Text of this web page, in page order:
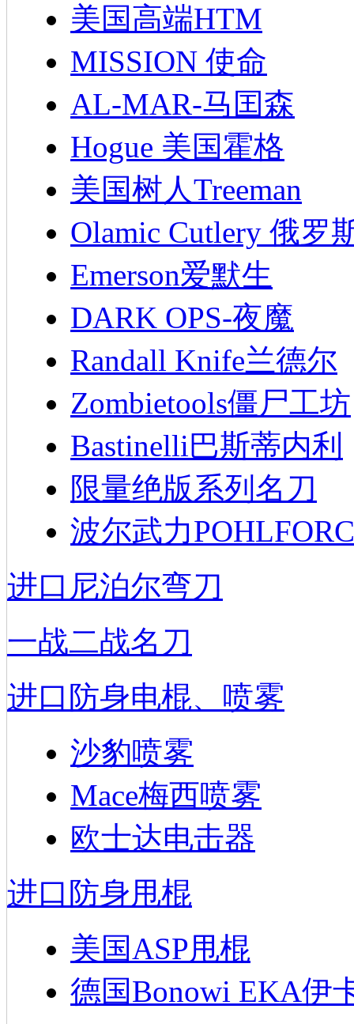
美国高端HTM
MISSION 使命
AL-MAR-马囯森
Hogue 美国霍格
美国树人Treeman
Olamic Cutlery 俄罗
Emerson爱默生
DARK OPS-夜魔
Randall Knife兰德尔
Zombietools僵尸工坊
Bastinelli巴斯蒂内利
限量绝版系列名刀
波尔武力
进口尼泊尔弯刀
一战二战名刀
进口防身电棍、喷雾
沙豹喷雾
Mace梅西喷雾
欧士达电击器
进口防身甩棍
美国ASP甩棍
德国Bonowi EKA伊